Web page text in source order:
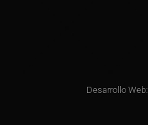
Desarrollo Web: